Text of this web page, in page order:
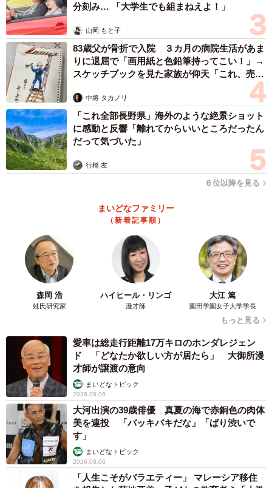
父が作ったおでん（枇杷かな子さん提供）
母に反応してもらえたことがうれしかったのでは
ー「しつこい」と言われたお父さんはどのように感じたと
母に反応してもらえたこと自体が、うれしかったのではな
いかと思います。父への思いは複雑ですが、そうであって
ほしいという気持ちもあります。
ーお母さんが言った「しつこい」には、どんな意味が込め
られていると思いますか？
その時の母の気持ちそのものなので、理由を断言すること
はできません。ただ、元気だったころと同じように、父に
対する腹立たしさや掛け合いのような気持ちが込められて
いたのではと感じています。
分刻み… 「大学生でも組まねえよ！」
山岡 もと子
83歳父が骨折で入院 ３カ月の病院生活があま
りに退屈で「画用紙と色鉛筆持ってこい！」→
スケッチブックを見た家族が仰天「これ、売れ
中将 タカノリ
「これ全部長野県」海外のような絶景ショット
に感動と反響「離れてからいいところだったん
だって気づいた」
行橋 友
６位以降を見る
まいどなファミリー
（新着記事順）
森岡 浩
姓氏研究家
ハイヒール・リンゴ
漫才師
大江 篤
園田学園女子大学学長
もっと見る
愛車は総走行距離17万キロのホンダレジェン
ド 「どなたか欲しい方が居たら」 大御所漫
才師が譲渡の意向
まいどなトピック
2026.08.06
大河出演の39歳俳優 真夏の海で赤銅色の肉体
美を連投 「バッキバキだな」「ばり渋いで
す」
まいどなトピック
2026.08.06
「人生こそがバラエティー」 マレーシア移住